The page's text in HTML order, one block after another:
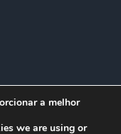
a melhor
we are using or